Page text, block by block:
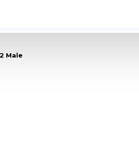
Male
Ql 1900, QL2500, PW 70 dan PWC 70.